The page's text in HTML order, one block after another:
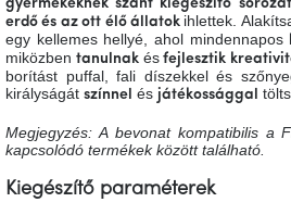
Belső
tér
tavaszi
színekben
az
asztalon
gyermekeknek szánt kiegészítő
erdő és az ott élő állatok ihlettek.
egy kellemes hellyé, ahol mindennapos
miközbentanulnak és fejlesztik
borítást puffal, fali díszekkel és
királyságát színnel és játékossággal
Megjegyzés: A bevonat kompatibilis a
kapcsolódó termékek között található.
Kiegészítő paraméterek